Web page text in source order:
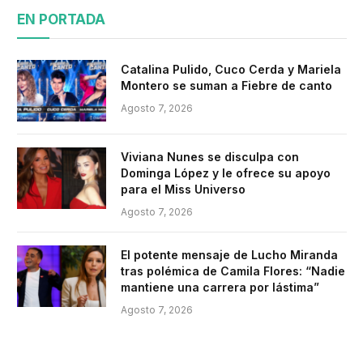
EN PORTADA
Catalina Pulido, Cuco Cerda y Mariela
Montero se suman a Fiebre de canto
Agosto 7, 2026
Viviana Nunes se disculpa con
Dominga López y le ofrece su apoyo
para el Miss Universo
Agosto 7, 2026
El potente mensaje de Lucho Miranda
tras polémica de Camila Flores: “Nadie
mantiene una carrera por lástima”
Agosto 7, 2026